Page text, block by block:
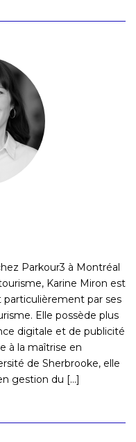
Parkour3 à Montréal
Karine Miron est
particulièrement par ses
Elle possède plus
digitale et de publicité
à la maîtrise en
de Sherbrooke, elle
gestion du [...]